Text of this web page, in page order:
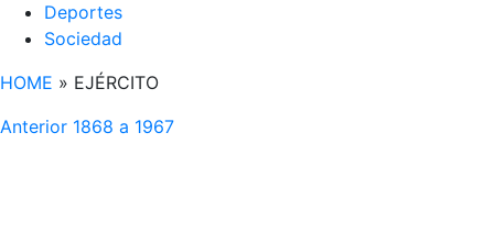
Deportes
Sociedad
HOME » EJÉRCITO
Anterior 1868 a 1967